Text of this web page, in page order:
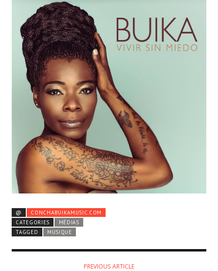
@
CONCHABUIKAMUSIC.COM
CATEGORIES
MÉDIAS
TAGGED
MUSIQUE
PREVIOUS ARTICLE